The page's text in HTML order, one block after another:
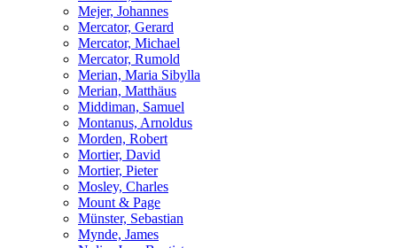
Mejer, Johannes
Mercator, Gerard
Mercator, Michael
Mercator, Rumold
Merian, Maria Sibylla
Merian, Matthäus
Middiman, Samuel
Montanus, Arnoldus
Morden, Robert
Mortier, David
Mortier, Pieter
Mosley, Charles
Mount & Page
Münster, Sebastian
Mynde, James